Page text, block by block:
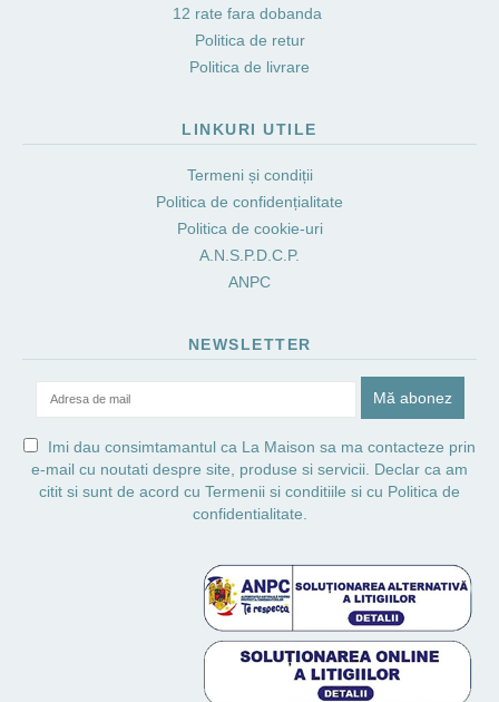
12 rate fara dobanda
Politica de retur
Politica de livrare
LINKURI UTILE
Termeni și condiții
Politica de confidențialitate
Politica de cookie-uri
A.N.S.P.D.C.P.
ANPC
NEWSLETTER
Imi dau consimtamantul ca La Maison sa ma contacteze prin
e-mail cu noutati despre site, produse si servicii. Declar ca am
citit si sunt de acord cu Termenii si conditiile si cu Politica de
confidentialitate.